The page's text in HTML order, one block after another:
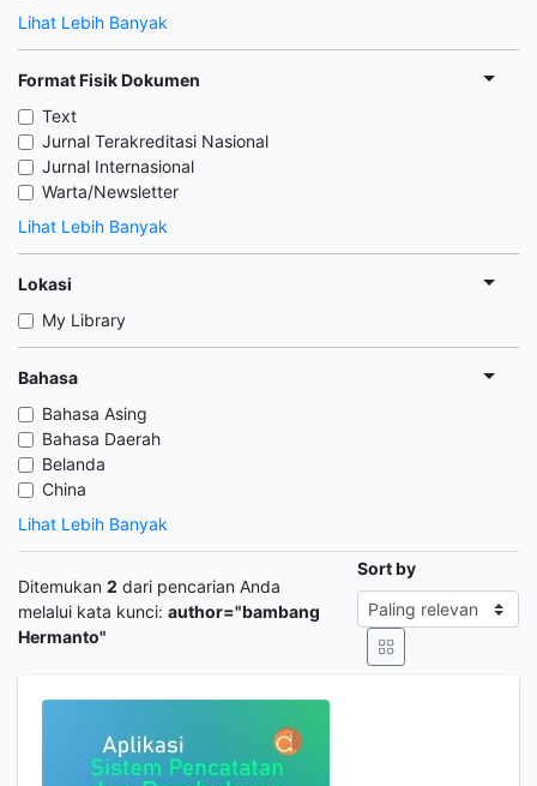
Lihat Lebih Banyak
Format Fisik Dokumen
Text
Jurnal Terakreditasi Nasional
Jurnal Internasional
Warta/Newsletter
Lihat Lebih Banyak
Lokasi
My Library
Bahasa
Bahasa Asing
Bahasa Daerah
Belanda
China
Lihat Lebih Banyak
Ditemukan 2 dari pencarian Anda
melalui kata kunci: author="bambang
Hermanto"
Sort by